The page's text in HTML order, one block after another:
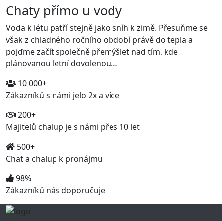
Chaty přímo u vody
Voda k létu patří stejně jako sníh k zimě. Přesuňme se
však z chladného ročního období právě do tepla a
pojďme začít společně přemýšlet nad tím, kde
plánovanou letní dovolenou…
10 000+
Zákazníků s námi jelo 2x a více
200+
Majitelů chalup je s námi přes 10 let
500+
Chat a chalup k pronájmu
98%
Zákazníků nás doporučuje